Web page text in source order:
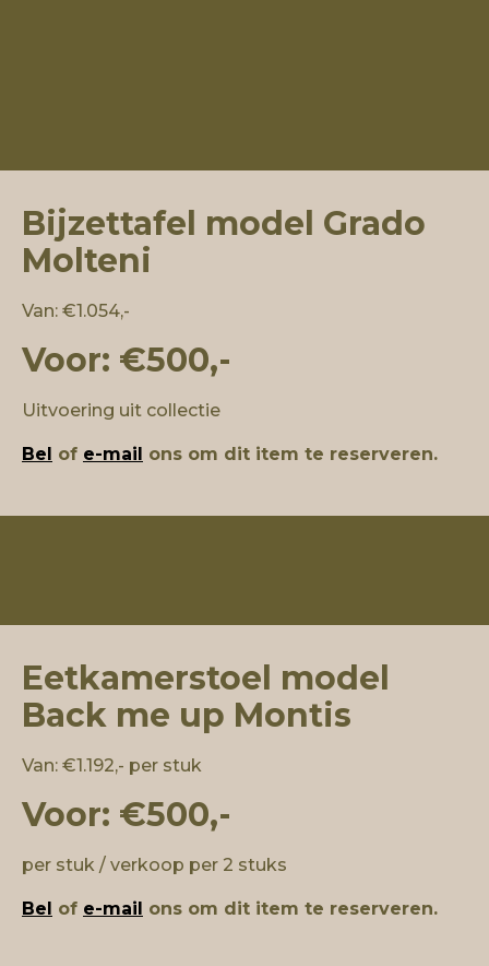
Bijzettafel model Grado
Molteni
Van: €1.054,-
Voor: €500,-
Uitvoering uit collectie
Bel of e-mail ons om dit item te reserveren.
Eetkamerstoel model
Back me up Montis
Van: €1.192,- per stuk
Voor: €500,-
per stuk / verkoop per 2 stuks
Bel of e-mail ons om dit item te reserveren.